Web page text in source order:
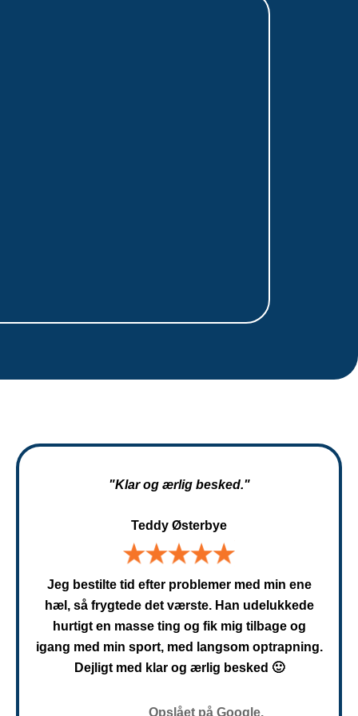
"Klar og ærlig besked."
Teddy Østerbye
Jeg bestilte tid efter problemer med min ene
hæl, så frygtede det værste. Han udelukkede
hurtigt en masse ting og fik mig tilbage og
igang med min sport, med langsom optrapning.
Dejligt med klar og ærlig besked 🙂
Opslået på Google.